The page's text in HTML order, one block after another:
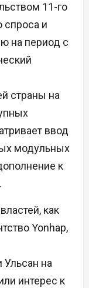
11-го
спроса и
на период с
страны на
ввод
модульных
к
как
Yonhap,
на
интерес к